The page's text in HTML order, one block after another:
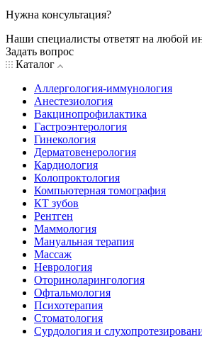
Нужна консультация?
Наши специалисты ответят на любой
Задать вопрос
Каталог
Аллергология-иммунология
Анестезиология
Вакцинопрофилактика
Гастроэнтерология
Гинекология
Дерматовенерология
Кардиология
Колопроктология
Компьютерная томография
КТ зубов
Рентген
Маммология
Мануальная терапия
Массаж
Неврология
Оториноларингология
Офтальмология
Психотерапия
Стоматология
Сурдология и